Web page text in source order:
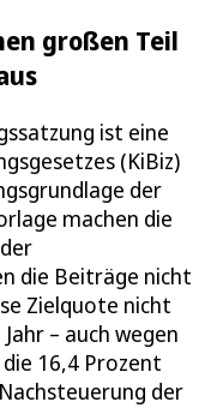
großen Teil
ist eine
(KiBiz)
der
machen die
die Beiträge nicht
Zielquote nicht
– auch wegen
16,4 Prozent
der